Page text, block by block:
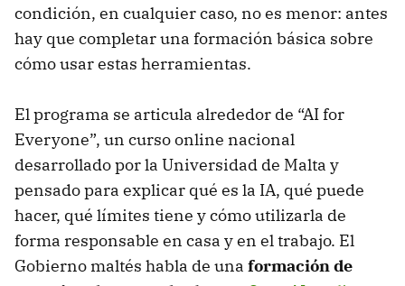
condición, en cualquier caso, no es menor: antes
hay que completar una formación básica sobre
cómo usar estas herramientas.
El programa se articula alrededor de “AI for
Everyone”, un curso online nacional
desarrollado por la Universidad de Malta y
pensado para explicar qué es la IA, qué puede
hacer, qué límites tiene y cómo utilizarla de
forma responsable en casa y en el trabajo. El
Gobierno maltés habla de una formación de